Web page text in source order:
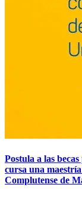
Postula a las
cursa una
Complutense de